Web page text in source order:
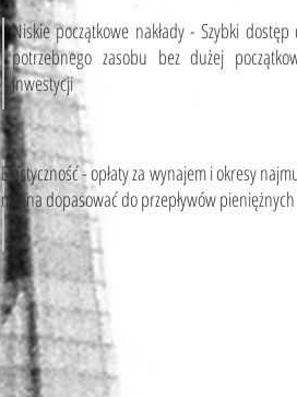
Niskie początkowe nakłady - Szybki dostęp
potrzebnego zasobu bez dużej
inwestycji
Elastyczność - opłaty za wynajem i okresy
można dopasować do przepływów pieniężnych